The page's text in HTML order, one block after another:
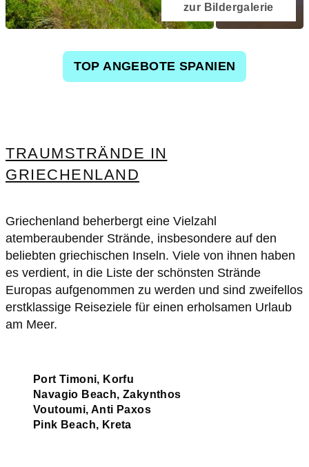
zur Bildergalerie
TOP ANGEBOTE SPANIEN
TRAUMSTRÄNDE IN
GRIECHENLAND
Griechenland beherbergt eine Vielzahl
atemberaubender Strände, insbesondere auf den
beliebten griechischen Inseln. Viele von ihnen haben
es verdient, in die Liste der schönsten Strände
Europas aufgenommen zu werden und sind zweifellos
erstklassige Reiseziele für einen erholsamen Urlaub
am Meer.
Port Timoni, Korfu
Navagio Beach, Zakynthos
Voutoumi, Anti Paxos
Pink Beach, Kreta